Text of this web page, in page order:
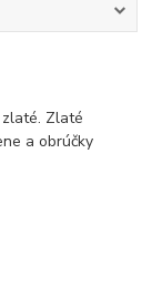
zlaté. Zlaté
a obrúčky